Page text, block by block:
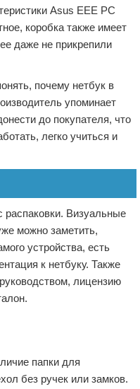
Asus EEE PC
коробка также имеет
даже не прикрепили
почему нетбук в
упоминает
до покупателя, что
легко учиться и
распаковки. Визуальные
можно заметить,
устройства, есть
к нетбуку. Также
лицензию
папки для
без ручек или замков.